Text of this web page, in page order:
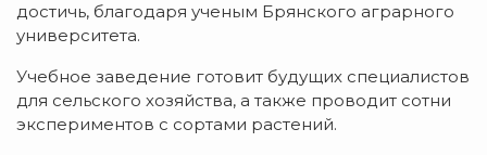
достичь, благодаря ученым Брянского аграрного
университета.
Учебное заведение готовит будущих специалистов
для сельского хозяйства, а также проводит сотни
экспериментов с сортами растений.